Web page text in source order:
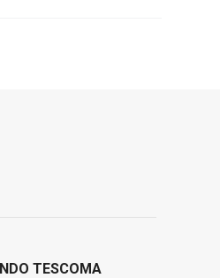
TESCOMA